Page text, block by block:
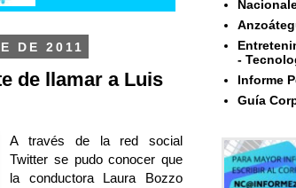
DE 2011
de llamar a Luis
A través de la red social
Twitter se pudo conocer que
la conductora Laura Bozzo
-
Informe
Guía